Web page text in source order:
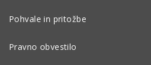
Pohvale in pritožbe
Pravno obvestilo